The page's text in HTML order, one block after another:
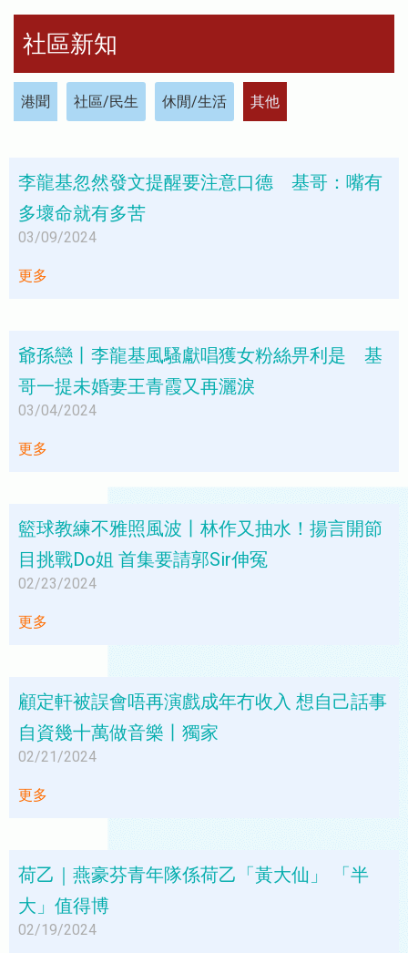
社區新知
港聞 社區/民生 休閒/生活 其他
李龍基忽然發文提醒要注意口德 基哥：嘴有
多壞命就有多苦
03/09/2024
更多
爺孫戀丨李龍基風騷獻唱獲女粉絲畀利是 基
哥一提未婚妻王青霞又再灑淚
03/04/2024
更多
籃球教練不雅照風波丨林作又抽水！揚言開節
目挑戰Do姐 首集要請郭Sir伸冤
02/23/2024
更多
顧定軒被誤會唔再演戲成年冇收入 想自己話事
自資幾十萬做音樂丨獨家
02/21/2024
更多
荷乙｜燕豪芬青年隊係荷乙「黃大仙」 「半
大」值得博
02/19/2024